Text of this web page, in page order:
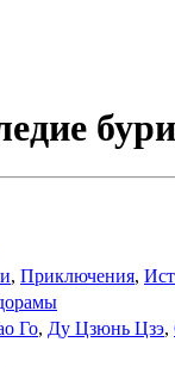
бури
, Приключения,
Го, Ду Цзюнь Цзэ,